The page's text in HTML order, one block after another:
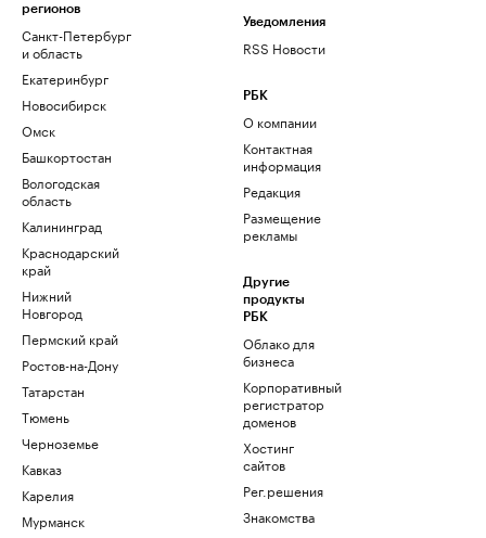
регионов
Санкт-Петербург
и область
Екатеринбург
Новосибирск
Омск
Башкортостан
Вологодская
область
Калининград
Краснодарский
край
Нижний
Новгород
Пермский край
Ростов-на-Дону
Татарстан
Тюмень
Черноземье
Кавказ
Карелия
Мурманск
Уведомления
RSS Новости
РБК
О компании
Контактная
информация
Редакция
Размещение
рекламы
Другие
продукты
РБК
Облако для
бизнеса
Корпоративный
регистратор
доменов
Хостинг
сайтов
Рег.решения
Знакомства